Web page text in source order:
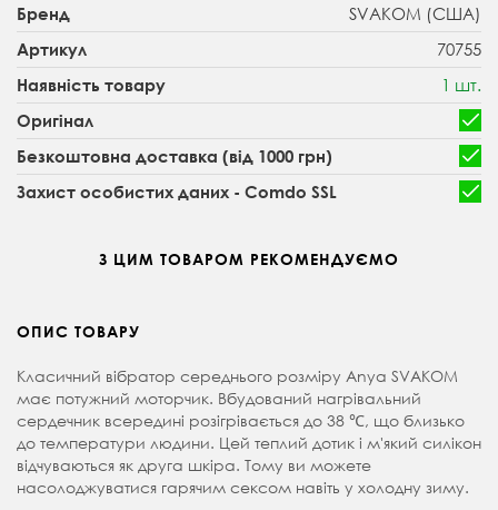
Бренд SVAKOM (США)
Артикул 70755
Наявність товару 1 шт.
Оригінал
Безкоштовна доставка (від 1000 грн)
Захист особистих даних - Comdo SSL
З ЦИМ ТОВАРОМ РЕКОМЕНДУЄМО
ОПИС ТОВАРУ
Класичний вібратор середнього розміру Anya SVAKOM
має потужний моторчик. Вбудований нагрівальний
сердечник всередині розігрівається до 38 ℃, що близько
до температури людини. Цей теплий дотик і м'який силікон
відчуваються як друга шкіра. Тому ви можете
насолоджуватися гарячим сексом навіть у холодну зиму.